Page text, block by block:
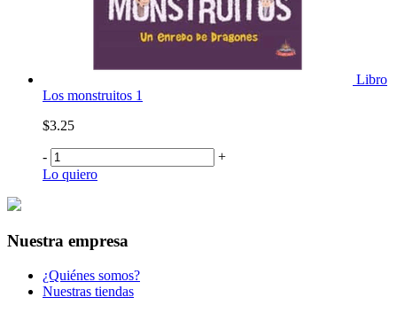
Libro
Los monstruitos 1
$3.25
-
+
Lo quiero
Nuestra empresa
¿Quiénes somos?
Nuestras tiendas